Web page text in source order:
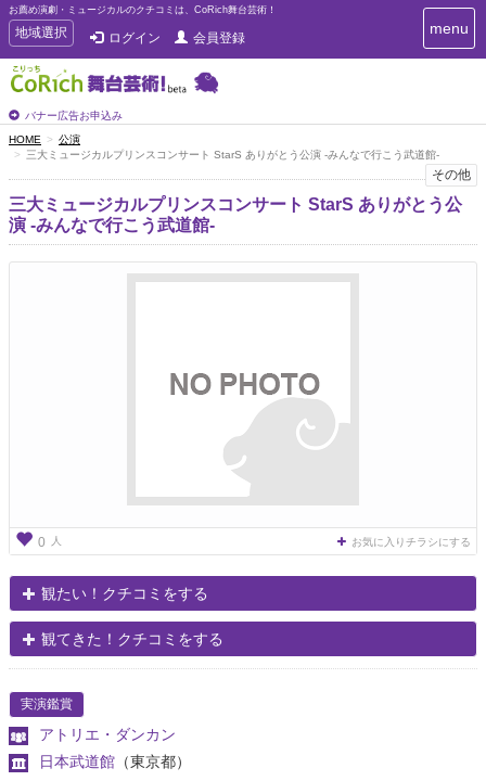
お薦め演劇・ミュージカルのクチコミは、CoRich舞台芸術！
T
o
g
g
e
n
a
v
i
g
a
地域選択 ログイン 会員登録
バナー広告お申込み
T
o
n
a
v
g
a
menu
HOME
公演
三大ミュージカルプリンスコンサート StarS ありがとう公演 -みんなで行こう武道館-
その他
三大ミュージカルプリンスコンサート StarS ありがとう公
演 -みんなで行こう武道館-
0 人 お気に入りチラシにする
観たい！クチコミをする
観てきた！クチコミをする
実演鑑賞
アトリエ・ダンカン
日本武道館 （東京都）